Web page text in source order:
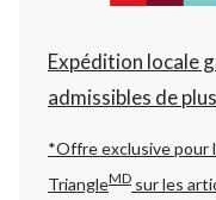
Expédition locale
admissibles de
*Offre exclusive pour
TriangleMD sur les